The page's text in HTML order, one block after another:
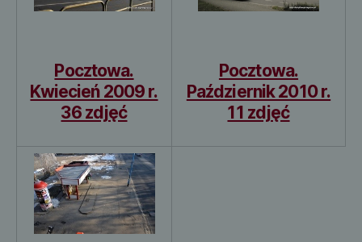
Pocztowa.
Kwiecień 2009 r.
36 zdjęć
Pocztowa.
Październik 2010 r.
11 zdjęć